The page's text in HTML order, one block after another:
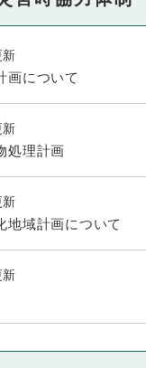
画について
処理計画
地域計画について